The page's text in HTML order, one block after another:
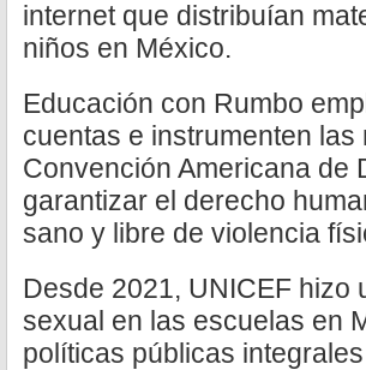
internet que distribuían
niños en México.
Educación con Rumbo
cuentas e instrumenten
Convención Americana de
garantizar el derecho
sano y libre de violencia
Desde 2021, UNICEF hizo
sexual en las escuelas en
políticas públicas